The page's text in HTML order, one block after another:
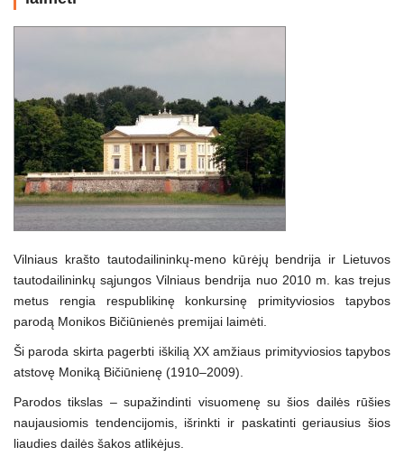
Vilniaus krašto tautodailininkų-meno kūrėjų bendrija ir Lietuvos
tautodailininkų sąjungos Vilniaus bendrija nuo 2010 m. kas trejus
metus rengia respublikinę konkursinę primityviosios tapybos
parodą Monikos Bičiūnienės premijai laimėti.
Ši paroda skirta pagerbti iškilią XX amžiaus primityviosios tapybos
atstovę Moniką Bičiūnienę (1910–2009).
Parodos tikslas – supažindinti visuomenę su šios dailės rūšies
naujausiomis tendencijomis, išrinkti ir paskatinti geriausius šios
liaudies dailės šakos atlikėjus.